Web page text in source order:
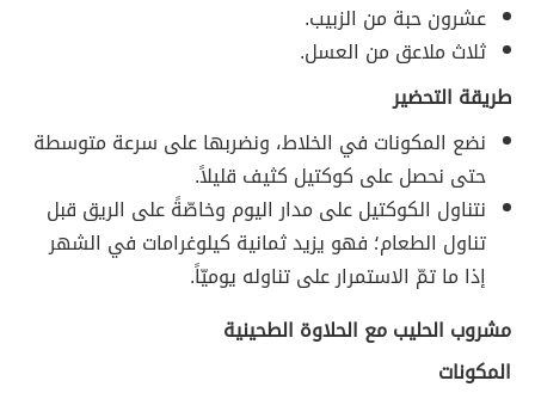
عشرون حبة من الزبيب.
ثلاث ملاعق من العسل.
طريقة التحضير
نضع المكونات في الخلاط، ونضربها على سرعة متوسطة
حتى نحصل على كوكتيل كثيف قليلاً.
نتناول الكوكتيل على مدار اليوم وخاصّةً على الريق قبل
تناول الطعام؛ فهو يزيد ثمانية كيلوغرامات في الشهر
إذا ما تمّ الاستمرار على تناوله يوميّاً.
مشروب الحليب مع الحلاوة الطحينية
المكونات